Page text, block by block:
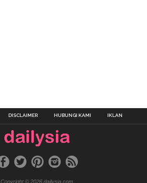
DISCLAIMER HUBUNGI KAMI IKLAN
Copyright © 2026 dailysia.com.